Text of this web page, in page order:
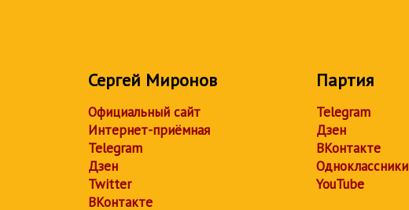
Сергей Миронов
Официальный сайт
Интернет-приёмная
Telegram
Дзен
Twitter
ВКонтакте
Партия
Telegram
Дзен
ВКонтакте
Одноклассники
YouTube